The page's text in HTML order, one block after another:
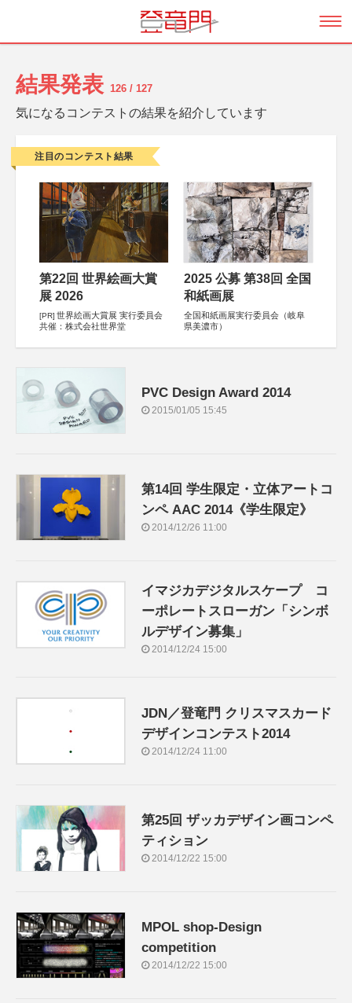
結果発表 126 / 127
気になるコンテストの結果を紹介しています
注目のコンテスト結果
第22回 世界絵画大賞
展 2026
[PR] 世界絵画大賞展 実行委員会
共催：株式会社世界堂
2025 公募 第38回 全国
和紙画展
全国和紙画展実行委員会（岐阜
県美濃市）
PVC Design Award 2014
2015/01/05 15:45
第14回 学生限定・立体アートコ
ンペ AAC 2014《学生限定》
2014/12/26 11:00
イマジカデジタルスケープ コ
ーポレートスローガン「シンボ
ルデザイン募集」
2014/12/24 15:00
JDN／登竜門 クリスマスカード
デザインコンテスト2014
2014/12/24 11:00
第25回 ザッカデザイン画コンペ
ティション
2014/12/22 15:00
MPOL shop-Design
competition
2014/12/22 15:00